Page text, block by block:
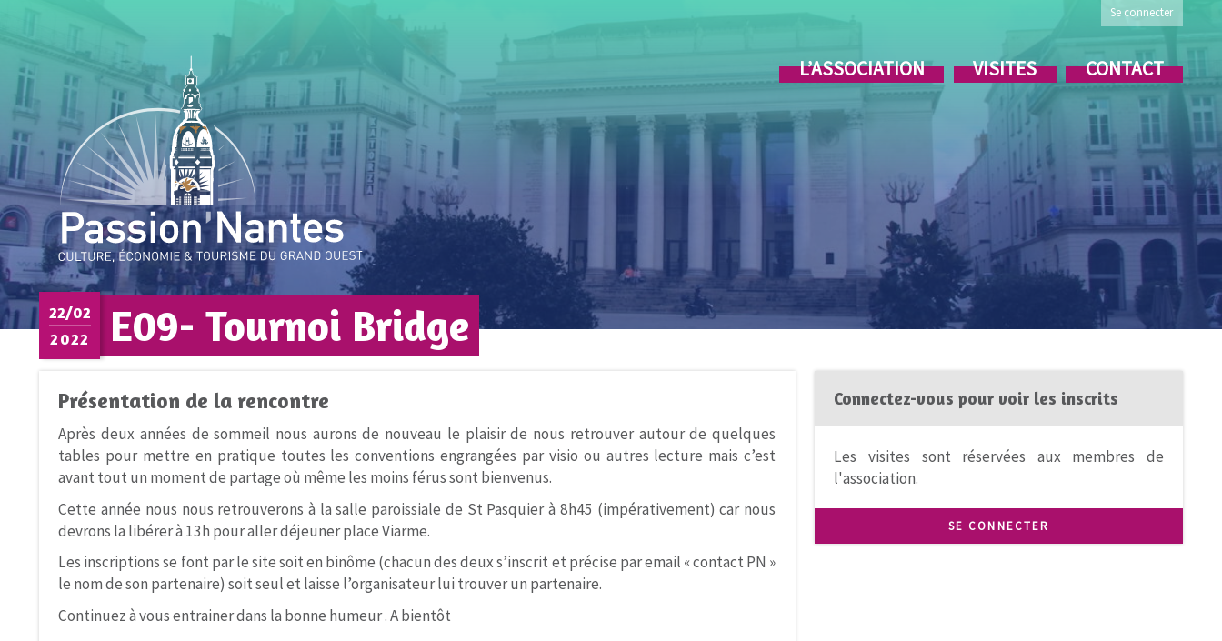
Se connecter
L’ASSOCIATION VISITES CONTACT
22/02
2022
E09- Tournoi Bridge
Présentation de la rencontre
Après deux années de sommeil nous aurons de nouveau le plaisir de nous retrouver autour de quelques
tables pour mettre en pratique toutes les conventions engrangées par visio ou autres lecture mais c’est
avant tout un moment de partage où même les moins férus sont bienvenus.
Cette année nous nous retrouverons à la salle paroissiale de St Pasquier à 8h45 (impérativement) car nous
devrons la libérer à 13h pour aller déjeuner place Viarme.
Les inscriptions se font par le site soit en binôme (chacun des deux s’inscrit et précise par email « contact PN »
le nom de son partenaire) soit seul et laisse l’organisateur lui trouver un partenaire.
Continuez à vous entrainer dans la bonne humeur . A bientôt
Connectez-vous pour voir les inscrits
Les visites sont réservées aux membres de
l'association.
SE CONNECTER